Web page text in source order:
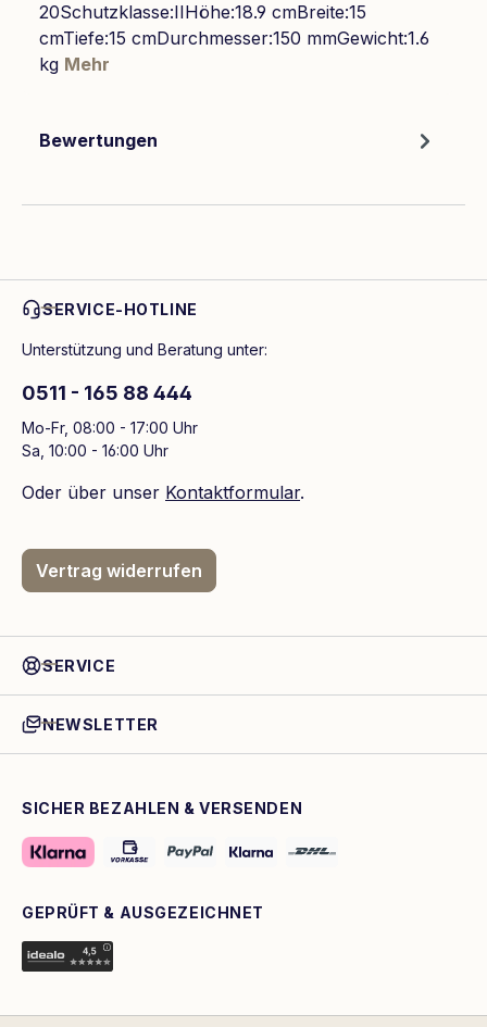
20Schutzklasse:IIHöhe:18.9 cmBreite:15
cmTiefe:15 cmDurchmesser:150 mmGewicht:1.6
kg Mehr
Bewertungen
SERVICE-HOTLINE
Unterstützung und Beratung unter:
0511 - 165 88 444
Mo-Fr, 08:00 - 17:00 Uhr
Sa, 10:00 - 16:00 Uhr
Oder über unser Kontaktformular.
Vertrag widerrufen
SERVICE
NEWSLETTER
SICHER BEZAHLEN & VERSENDEN
GEPRÜFT & AUSGEZEICHNET